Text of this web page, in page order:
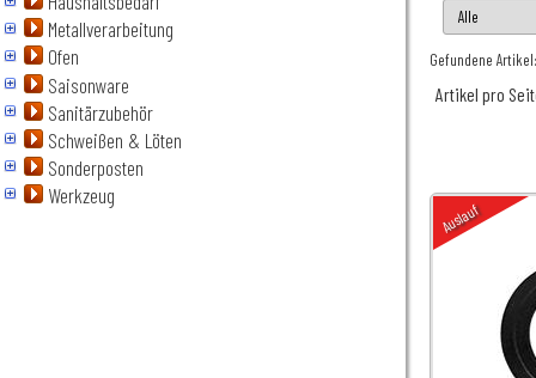
Metallverarbeitung
Ofen
Saisonware
Sanitärzubehör
Schweißen & Löten
Sonderposten
Werkzeug
Gefundene
Artikel pro
Auslauf